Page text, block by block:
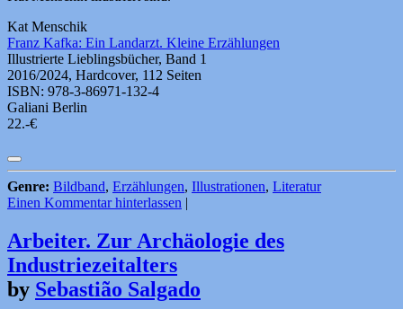
Kat Menschik
Franz Kafka: Ein Landarzt. Kleine Erzählungen
Illustrierte Lieblingsbücher, Band 1
2016/2024, Hardcover, 112 Seiten
ISBN: 978-3-86971-132-4
Galiani Berlin
22.-€
Genre: Bildband, Erzählungen, Illustrationen, Literatur
Einen Kommentar hinterlassen |
Arbeiter. Zur Archäologie des
Industriezeitalters
by Sebastião Salgado